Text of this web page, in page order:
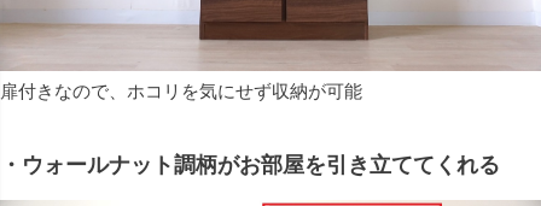
扉付きなので、ホコリを気にせず収納が可能
・ウォールナット調柄がお部屋を引き立ててくれる